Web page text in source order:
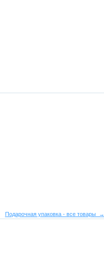
Подарочная упаковка - все товары →